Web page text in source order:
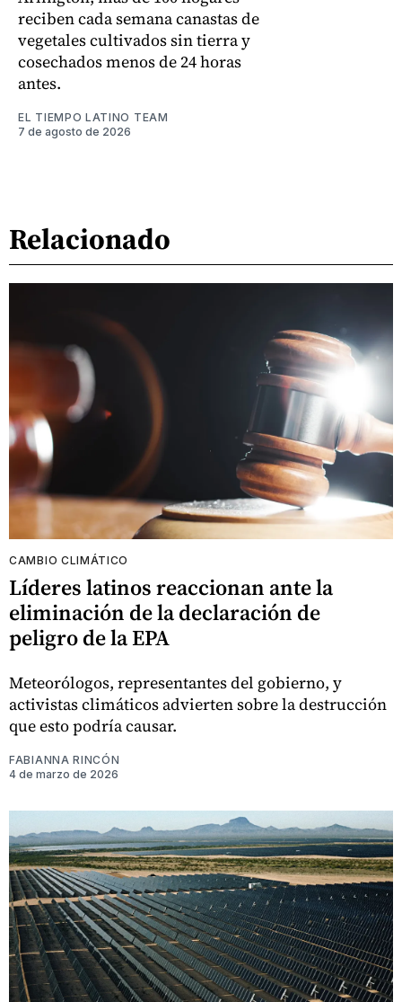
reciben cada semana canastas de
vegetales cultivados sin tierra y
cosechados menos de 24 horas
antes.
EL TIEMPO LATINO TEAM
7 de agosto de 2026
Relacionado
CAMBIO CLIMÁTICO
Líderes latinos reaccionan ante la
eliminación de la declaración de
peligro de la EPA
Meteorólogos, representantes del gobierno, y
activistas climáticos advierten sobre la destrucción
que esto podría causar.
FABIANNA RINCÓN
4 de marzo de 2026